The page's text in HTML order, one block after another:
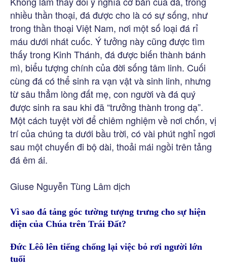
nhiều thần thoại, đá được cho là có sự sống, như
trong thần thoại Việt Nam, nơi một số loại đá rỉ
máu dưới nhát cuốc. Ý tưởng này cũng được tìm
thấy trong Kinh Thánh, đá được biến thành bánh
mì, biểu tượng chính của đời sống tâm linh. Cuối
cùng đá có thể sinh ra vạn vật và sinh linh, nhưng
từ sâu thẳm lòng đất mẹ, con người và đá quý
được sinh ra sau khi đã “trưởng thành trong dạ”.
Một cách tuyệt vời để chiêm nghiệm về nơi chốn, vị
trí của chúng ta dưới bầu trời, có vài phút nghỉ ngơi
sau một chuyến đi bộ dài, thoải mái ngồi trên tảng
đá êm ái.
Giuse Nguyễn Tùng Lâm dịch
Vì sao đá tảng góc tường tượng trưng cho sự hiện
diện của Chúa trên Trái Đất?
Đức Lêô lên tiếng chống lại việc bỏ rơi người lớn
tuổi